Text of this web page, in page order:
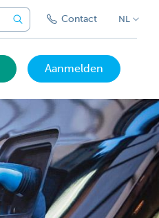
Contact NL
Aanmelden